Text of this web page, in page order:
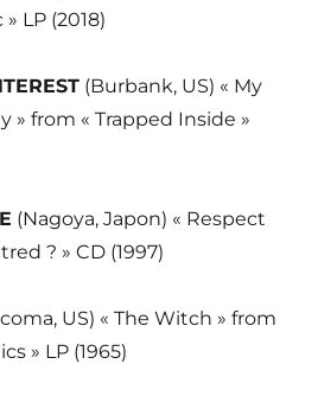
LP (2018)
(Burbank, US) « My
» from « Trapped Inside »
(Nagoya, Japon) « Respect
? » CD (1997)
US) « The Witch » from
» LP (1965)